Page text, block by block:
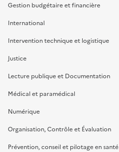
Gestion budgétaire et financière
International
Intervention technique et logistique
Justice
Lecture publique et Documentation
Médical et paramédical
Numérique
Organisation, Contrôle et Évaluation
Prévention, conseil et pilotage en santé